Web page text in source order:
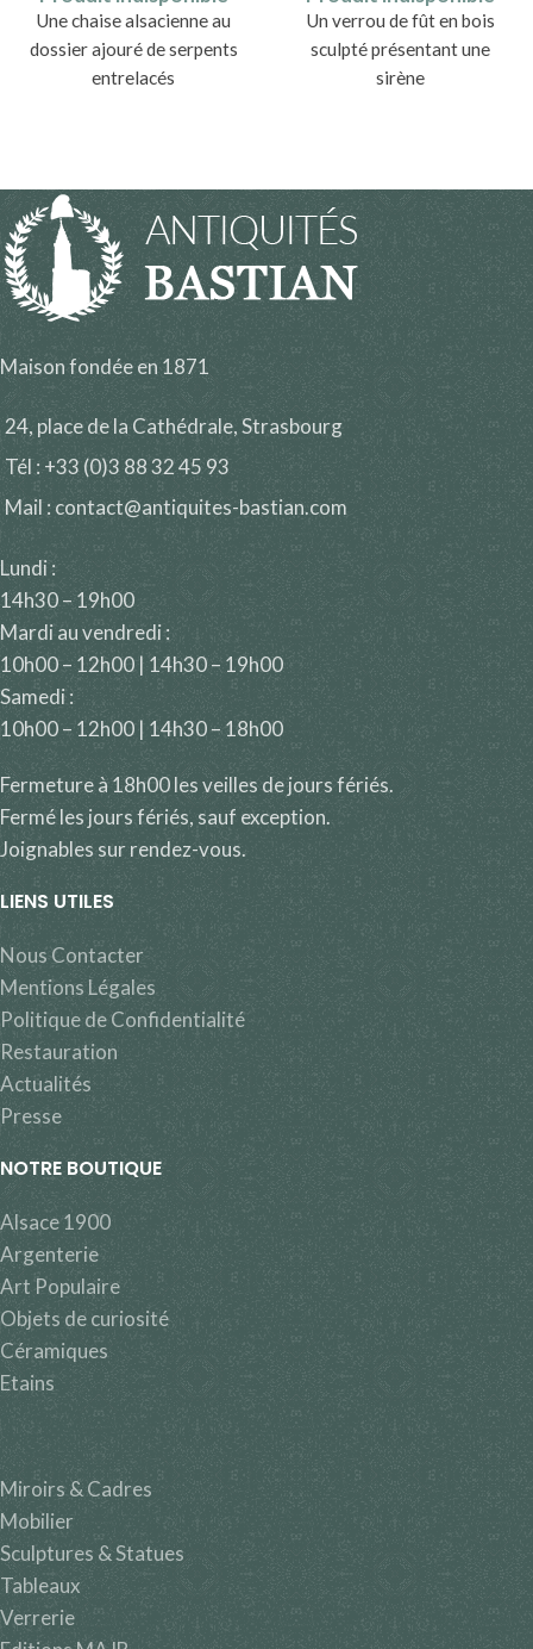
Une chaise alsacienne au
dossier ajouré de serpents
entrelacés
Un verrou de fût en bois
sculpté présentant une
sirène
Maison fondée en 1871
24, place de la Cathédrale, Strasbourg
Tél : +33 (0)3 88 32 45 93
Mail : contact@antiquites-bastian.com
Lundi :
14h30 – 19h00
Mardi au vendredi :
10h00 – 12h00 | 14h30 – 19h00
Samedi :
10h00 – 12h00 | 14h30 – 18h00
Fermeture à 18h00 les veilles de jours fériés.
Fermé les jours fériés, sauf exception.
Joignables sur rendez-vous.
LIENS UTILES
Nous Contacter
Mentions Légales
Politique de Confidentialité
Restauration
Actualités
Presse
NOTRE BOUTIQUE
Alsace 1900
Argenterie
Art Populaire
Objets de curiosité
Céramiques
Etains
Miroirs & Cadres
Mobilier
Sculptures & Statues
Tableaux
Verrerie